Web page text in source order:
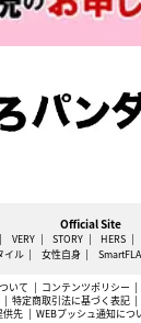
Official Site
VERY STORY HERS
イル
女性自身
いて コンテンツポリシー
特定商取引法に基づく表記
供先 WEBプッシュ通知につ